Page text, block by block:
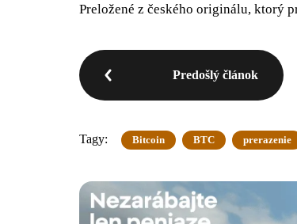
Preložené z českého originálu, ktorý
Predošlý článok
Tagy: Bitcoin BTC prerazenie